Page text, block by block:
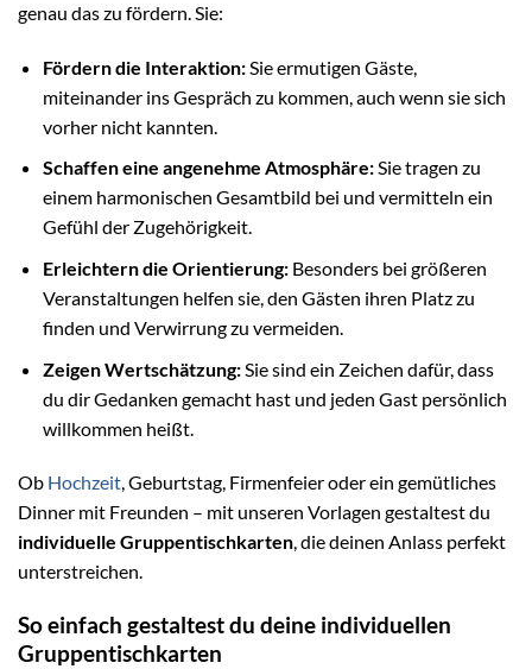
genau das zu fördern. Sie:
Fördern die Interaktion:Sie ermutigen Gäste,
miteinander ins Gespräch zu kommen, auch wenn sie sich
vorher nicht kannten.
Schaffen eine angenehme Atmosphäre:Sie tragen zu
einem harmonischen Gesamtbild bei und vermitteln ein
Gefühl der Zugehörigkeit.
Erleichtern die Orientierung:Besonders bei größeren
Veranstaltungen helfen sie, den Gästen ihren Platz zu
finden und Verwirrung zu vermeiden.
Zeigen Wertschätzung:Sie sind ein Zeichen dafür, dass
du dir Gedanken gemacht hast und jeden Gast persönlich
willkommen heißt.
Ob Hochzeit, Geburtstag, Firmenfeier oder ein gemütliches
Dinner mit Freunden – mit unseren Vorlagen gestaltest du
individuelle Gruppentischkarten, die deinen Anlass perfekt
unterstreichen.
So einfach gestaltest du deine individuellen
Gruppentischkarten